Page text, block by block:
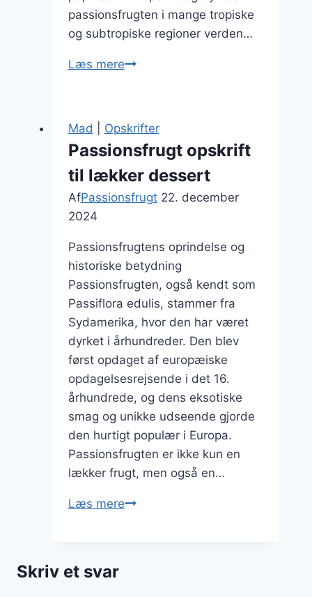
passionsfrugten i mange tropiske
og subtropiske regioner verden…
Læs merePassionsfrugt
sirup
Mad Opskrifter
Passionsfrugt opskrift
til lækker dessert
AfPassionsfrugt 22. december
2024
Passionsfrugtens oprindelse og
historiske betydning
Passionsfrugten, også kendt som
Passiflora edulis, stammer fra
Sydamerika, hvor den har været
dyrket i århundreder. Den blev
først opdaget af europæiske
opdagelsesrejsende i det 16.
århundrede, og dens eksotiske
smag og unikke udseende gjorde
den hurtigt populær i Europa.
Passionsfrugten er ikke kun en
lækker frugt, men også en…
Læs merePassionsfrugt
Skriv et svar